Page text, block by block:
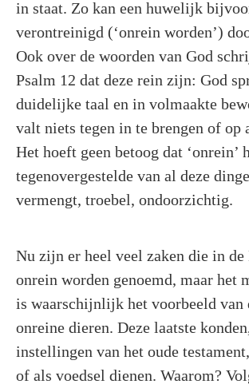
in staat. Zo kan een huwelijk
verontreinigd (‘onrein worden’)
Ook over de woorden van God
Psalm 12 dat deze rein zijn: God
duidelijke taal en in volmaakte
valt niets tegen in te brengen of op
Het hoeft geen betoog dat ‘onrein’
tegenovergestelde van al deze
vermengt, troebel, ondoorzichtig.
Nu zijn er heel veel zaken die in
onrein worden genoemd, maar het
is waarschijnlijk het voorbeeld van
onreine dieren. Deze laatste
instellingen van het oude
of als voedsel dienen. Waarom?